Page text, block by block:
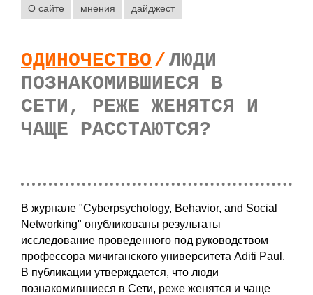
О сайте мнения дайджест
ОДИНОЧЕСТВО/ЛЮДИ
ПОЗНАКОМИВШИЕСЯ В
СЕТИ, РЕЖЕ ЖЕНЯТСЯ И
ЧАЩЕ РАССТАЮТСЯ?
В журнале "Cyberpsychology, Behavior, and Social
Networking" опубликованы результаты
исследование проведенного под руководством
профессора мичиганского университета Aditi Paul.
В публикации утверждается, что люди
познакомившиеся в Сети, реже женятся и чаще